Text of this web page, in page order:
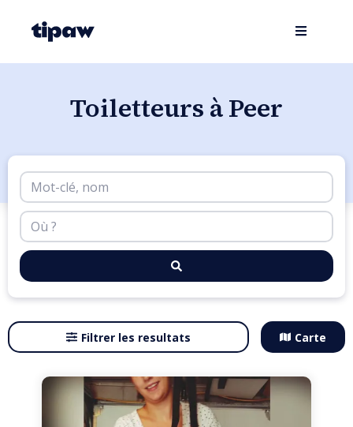
Toiletteurs à Peer
Filtrer les resultats Carte